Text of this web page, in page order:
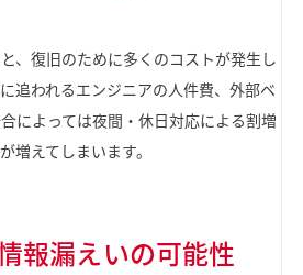
、復旧のために多くのコストが発生し
追われるエンジニアの人件費、外部ベ
によっては夜間・休日対応による割増
増えてしまいます。
報漏えいの可能性